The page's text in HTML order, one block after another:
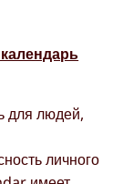
для людей,
личного